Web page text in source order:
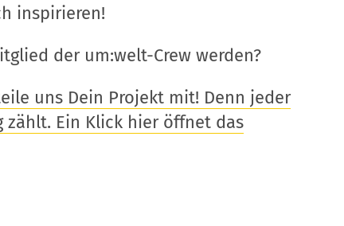
inspirieren!
der um:welt-Crew werden?
uns Dein Projekt mit! Denn jeder
zählt. Ein Klick hier öffnet das